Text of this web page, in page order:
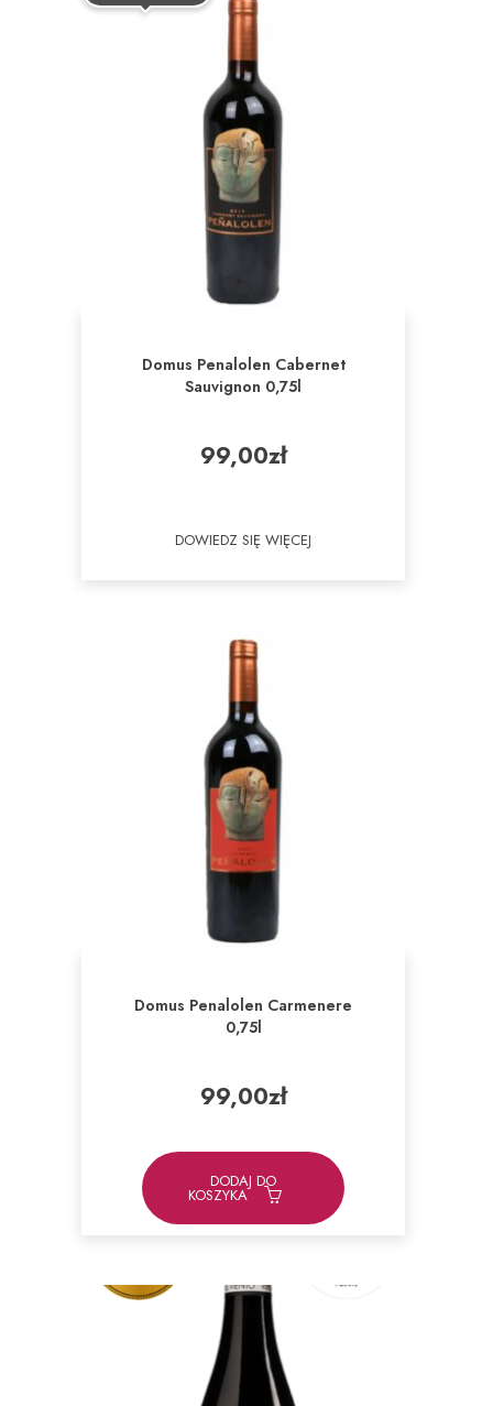
Domus Penalolen Cabernet
Sauvignon 0,75l
99,00zł
DOWIEDZ SIĘ WIĘCEJ
Domus Penalolen Carmenere
0,75l
99,00zł
DODAJ DO
KOSZYKA